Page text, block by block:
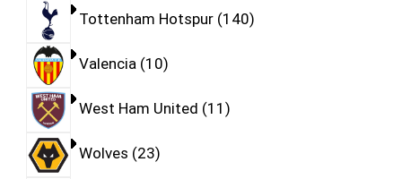
Tottenham Hotspur 140
Valencia 10
West Ham United 11
Wolves 23